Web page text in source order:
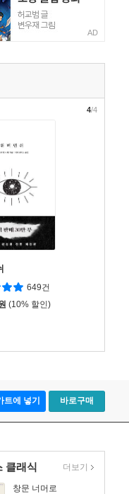
AD
649건
(10% 할인)
4/4
트에 넣기 바로구매
클래식
창문 너머로
더보기